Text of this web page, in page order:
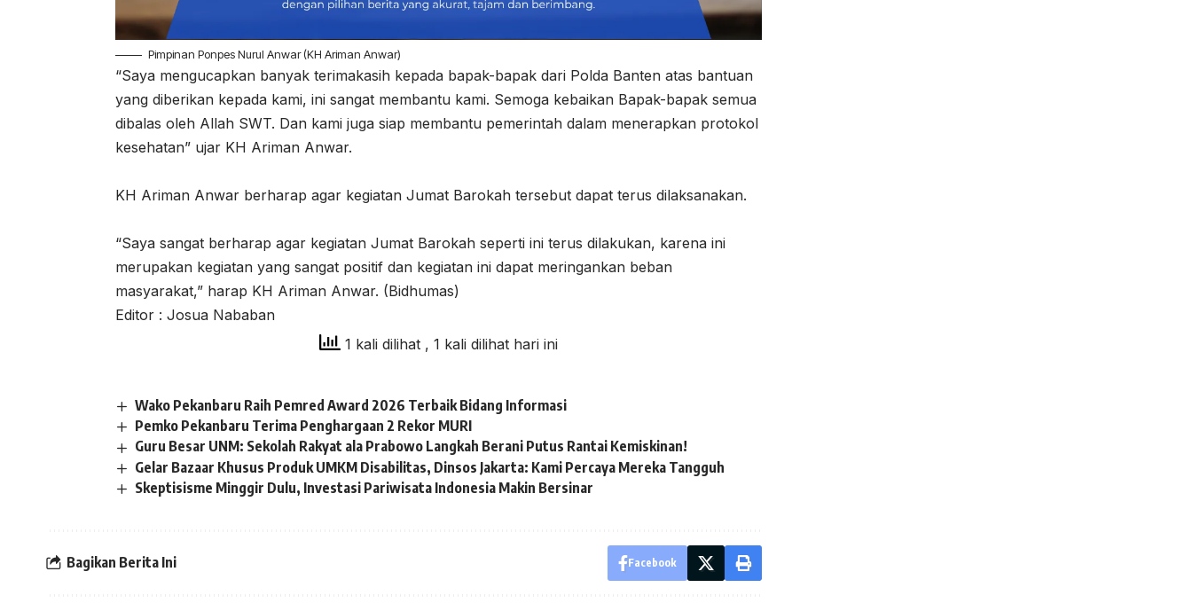
Pimpinan Ponpes Nurul Anwar (KH Ariman Anwar)
“Saya mengucapkan banyak terimakasih kepada bapak-bapak dari Polda Banten atas bantuan
yang diberikan kepada kami, ini sangat membantu kami. Semoga kebaikan Bapak-bapak semua
dibalas oleh Allah SWT. Dan kami juga siap membantu pemerintah dalam menerapkan protokol
kesehatan” ujar KH Ariman Anwar.
KH Ariman Anwar berharap agar kegiatan Jumat Barokah tersebut dapat terus dilaksanakan.
“Saya sangat berharap agar kegiatan Jumat Barokah seperti ini terus dilakukan, karena ini
merupakan kegiatan yang sangat positif dan kegiatan ini dapat meringankan beban
masyarakat,” harap KH Ariman Anwar. (Bidhumas)
Editor : Josua Nababan
1 kali dilihat , 1 kali dilihat hari ini
Wako Pekanbaru Raih Pemred Award 2026 Terbaik Bidang Informasi
Pemko Pekanbaru Terima Penghargaan 2 Rekor MURI
Guru Besar UNM: Sekolah Rakyat ala Prabowo Langkah Berani Putus Rantai Kemiskinan!
Gelar Bazaar Khusus Produk UMKM Disabilitas, Dinsos Jakarta: Kami Percaya Mereka Tangguh
Skeptisisme Minggir Dulu, Investasi Pariwisata Indonesia Makin Bersinar
Bagikan Berita Ini Facebook